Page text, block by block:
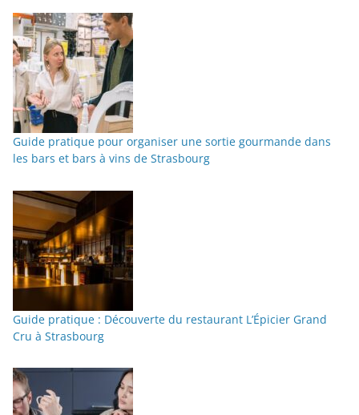
Guide pratique pour organiser une sortie gourmande dans
les bars et bars à vins de Strasbourg
Guide pratique : Découverte du restaurant L’Épicier Grand
Cru à Strasbourg